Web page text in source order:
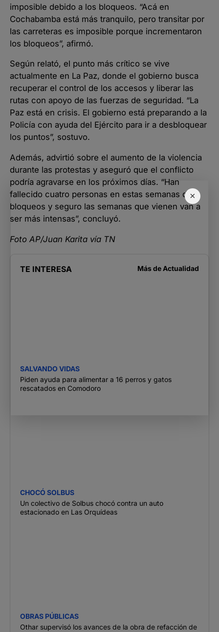
×
imposible debido a los bloqueos. “Acá en
Cochabamba está más tranquilo, pero transitar por
las carreteras es imposible porque incrementaron
los bloqueos”, afirmó.
Según relató, el punto más crítico se vive
actualmente en La Paz, donde el gobierno busca
recuperar el control de los accesos y liberar las
rutas con apoyo de las fuerzas de seguridad. “La
Paz está en crisis. El gobierno está preparando a la
Policía con ayuda del Ejército para ir a desbloquear
los puntos”, sostuvo.
Además, advirtió sobre el aumento de la violencia
durante las protestas y aseguró que el conflicto
podría agravarse en los próximos días. “Han
fallecido cuatro personas en estas semanas de
bloqueos y seguro las semanas que vienen van a
ser más intensas”, concluyó.
Foto AP/Juan Karita vía TN
TE INTERESA Más de Actualidad
SALVANDO VIDAS
Piden ayuda para alimentar a 16 perros y gatos
rescatados en Comodoro
CHOCÓ SOLBUS
Un colectivo de Solbus chocó contra un auto
estacionado en Las Orquídeas
OBRAS PÚBLICAS
Othar supervisó los avances de la obra de refacción de